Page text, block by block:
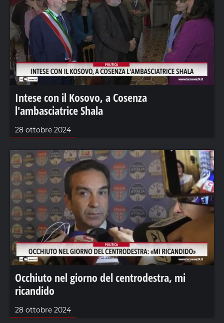
Intese con il Kosovo, a Cosenza
l'ambasciatrice Shala
28 ottobre 2024
Occhiuto nel giorno del centrodestra, mi
ricandido
28 ottobre 2024